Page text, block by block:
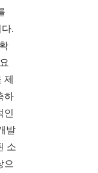
.
제
하
인
발
소
으